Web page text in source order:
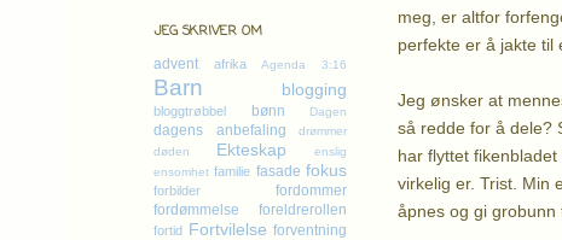
meg, er altfor
perfekte er å jakte til
Jeg ønsker at
så redde for å dele?
har flyttet
virkelig er. Trist. Min
åpnes og gi grobunn
JEG SKRIVER OM
advent afrika Agenda 3:16
Barn blogging
bloggtrøbbel bønn Dagen
dagens anbefaling
drømmer
døden
Ekteskap
enslig
ensomhet familie fasade fokus
forbilder
fordommer
fordømmelse
foreldrerollen
fortid Fortvilelse forventning